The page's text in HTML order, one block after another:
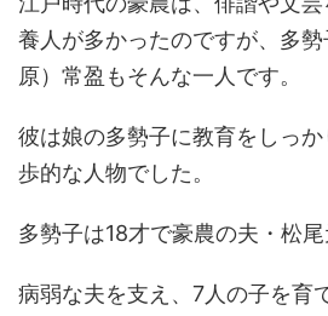
養人が多かったのですが、多
原）常盈もそんな一人です。
彼は娘の多勢子に教育をしっ
歩的な人物でした。
多勢子は18才で豪農の夫・松尾
病弱な夫を支え、7人の子を育